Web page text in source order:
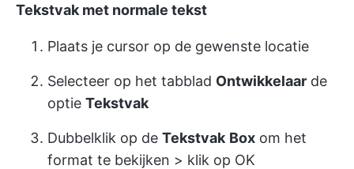
Tekstvak met normale tekst
Plaats je cursor op de gewenste locatie
Selecteer op het tabblad Ontwikkelaar de
optie Tekstvak
Dubbelklik op de Tekstvak Box om het
format te bekijken > klik op OK